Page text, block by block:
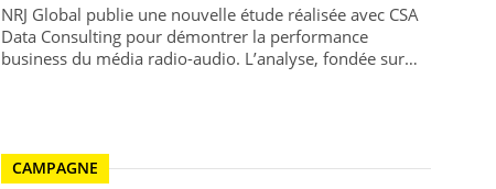
NRJ Global publie une nouvelle étude réalisée avec CSA
Data Consulting pour démontrer la performance
business du média radio-audio. L’analyse, fondée sur…
CAMPAGNE